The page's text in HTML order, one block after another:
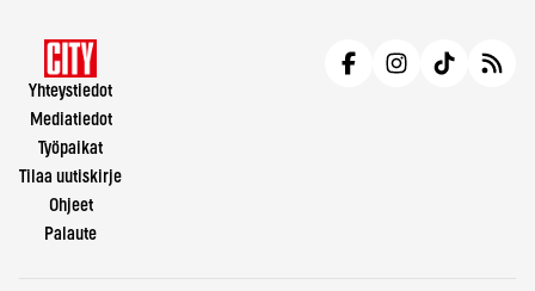
Yhteystiedot
Mediatiedot
Työpaikat
Tilaa uutiskirje
Ohjeet
Palaute